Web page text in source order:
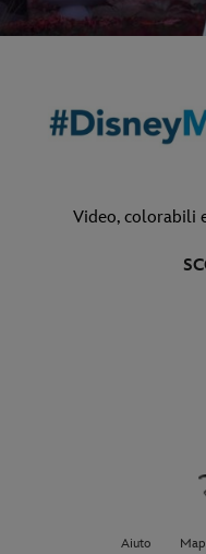
Video, colorabili
Aiuto